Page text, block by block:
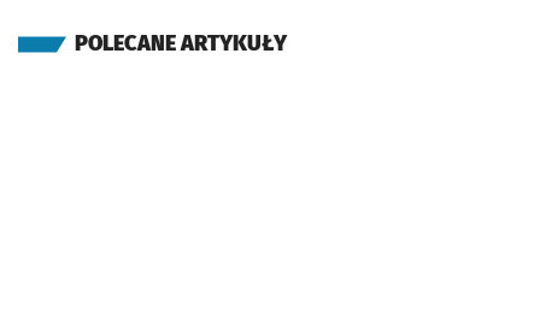
POLECANE ARTYKUŁY